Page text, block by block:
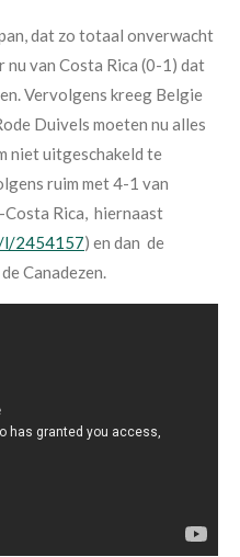
dat zo totaal onverwacht
van Costa Rica (0-1) dat
Vervolgens kreeg Belgie
Duivels moeten nu alles
niet uitgeschakeld te
ruim met 4-1 van
Costa Rica, hiernaast
l/2454157) en dan de
Canadezen.